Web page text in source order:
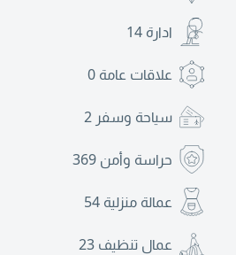
ادارة 14
علاقات عامة 0
سياحة وسفر 2
حراسة وأمن 369
عمالة منزلية 54
عمال تنظيف 23